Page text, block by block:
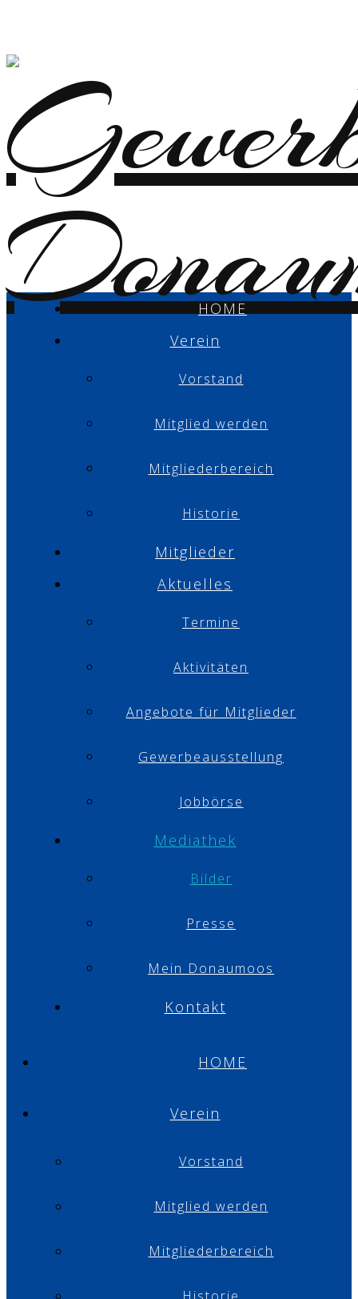
HOME
Verein
Vorstand
Mitglied werden
Mitgliederbereich
Historie
Mitglieder
Aktuelles
Termine
Aktivitäten
Angebote für Mitglieder
Gewerbeausstellung
Jobbörse
Mediathek
Bilder
Presse
Mein Donaumoos
Kontakt
HOME
Verein
Vorstand
Mitglied werden
Mitgliederbereich